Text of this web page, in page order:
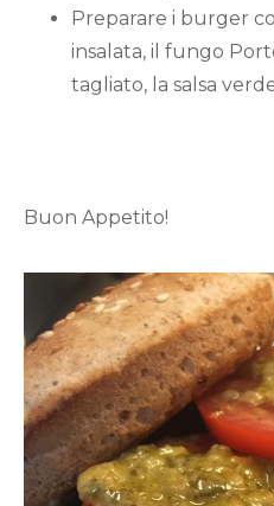
Preparare i burger
insalata, il fungo
tagliato, la salsa
Buon Appetito!